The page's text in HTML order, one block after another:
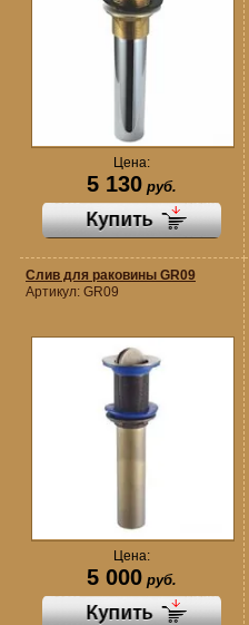
Цена:
5 130руб.
Слив для раковины GR09
Артикул: GR09
Цена:
5 000руб.